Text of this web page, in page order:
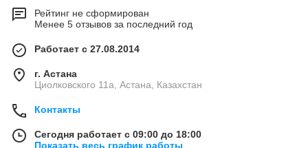
Рейтинг не сформирован
Менее 5 отзывов за последний год
Работает с 27.08.2014
г. Астана
Циолковского 11а, Астана, Казахстан
Контакты
Сегодня работает с 09:00 до 18:00
Показать весь график работы